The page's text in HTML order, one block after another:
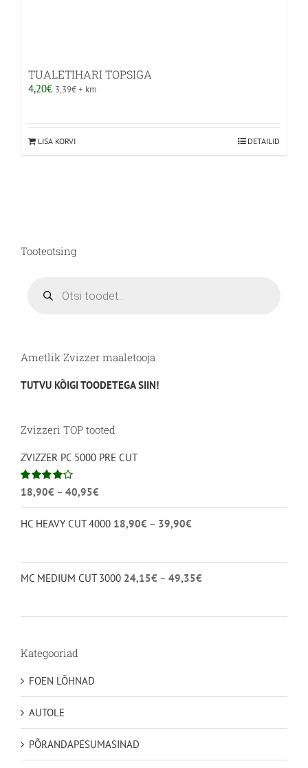
TUALETIHARI TOPSIGA
4,20€ 3,39€+ km
LISA KORVI DETAILID
Tooteotsing
search
Ametlik Zvizzer maaletooja
TUTVU KÕIGI TOODETEGA SIIN!
Zvizzeri TOP tooted
ZVIZZER PC 5000 PRE CUT
Hinnanguga
4.00
18,90€ – 40,95€
18,90€
kuni
HC HEAVY CUT 4000 18,90€ – 39,90€
39,90€
MC MEDIUM CUT 3000 24,15€ – 49,35€
Kategooriad
FOEN LÕHNAD
AUTOLE
PÕRANDAPESUMASINAD